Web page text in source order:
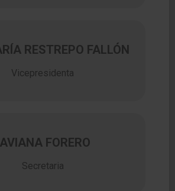
RESTREPO FALLÓN
Vicepresidenta
FORERO
Secretaria